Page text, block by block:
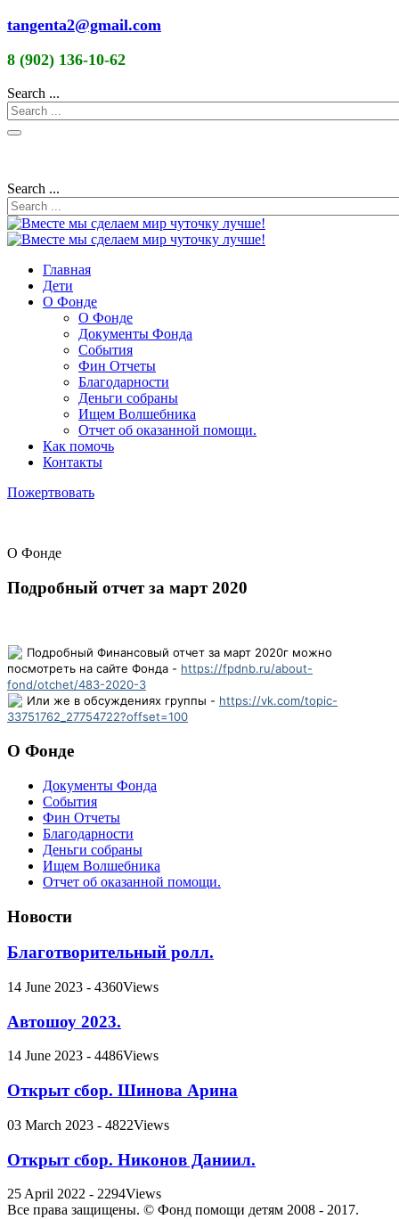
tangenta2@gmail.com
8 (902) 136-10-62
Search ...
Search ...
Главная
Дети
О Фонде
О Фонде
Документы Фонда
События
Фин Отчеты
Благодарности
Деньги собраны
Ищем Волшебника
Отчет об оказанной помощи.
Как помочь
Контакты
Пожертвовать
О Фонде
Подробный отчет за март 2020
Подробный Финансовый отчет за март 2020г можно
посмотреть на сайте Фонда - https://fpdnb.ru/about-
fond/otchet/483-2020-3
Или же в обсуждениях группы - https://vk.com/topic-
33751762_27754722?offset=100
О Фонде
Документы Фонда
События
Фин Отчеты
Благодарности
Деньги собраны
Ищем Волшебника
Отчет об оказанной помощи.
Новости
Благотворительный ролл.
14 June 2023 - 4360Views
Автошоу 2023.
14 June 2023 - 4486Views
Открыт сбор. Шинова Арина
03 March 2023 - 4822Views
Открыт сбор. Никонов Даниил.
25 April 2022 - 2294Views
Все права защищены. © Фонд помощи детям 2008 - 2017.